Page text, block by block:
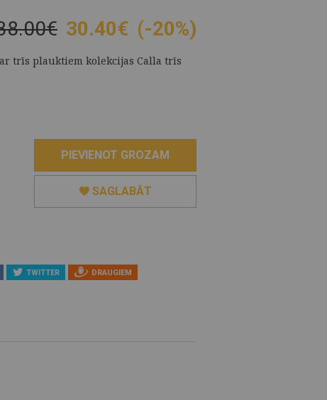
30.40€ (-20%)
trīs plauktiem kolekcijas Calla trīs
PIEVIENOT GROZAM
SAGLABĀT
TWITTER DRAUGIEM